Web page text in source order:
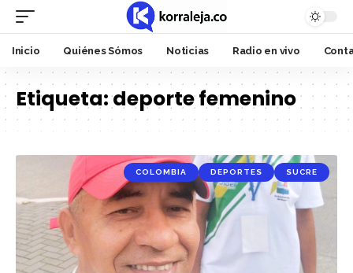
Inicio Quiénes Sómos Noticias Radio en vivo
Etiqueta:deporte femenino
COLOMBIA DEPORTES SUCRE